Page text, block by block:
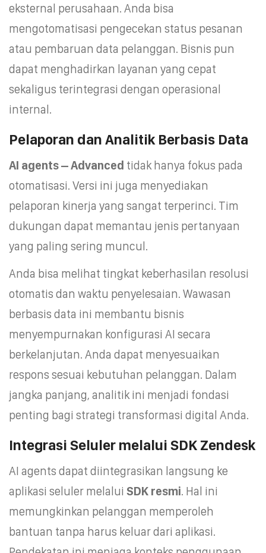
eksternal perusahaan. Anda bisa
mengotomatisasi pengecekan status pesanan
atau pembaruan data pelanggan. Bisnis pun
dapat menghadirkan layanan yang cepat
sekaligus terintegrasi dengan operasional
internal.
Pelaporan dan Analitik Berbasis Data
AI agents – Advanced tidak hanya fokus pada
otomatisasi. Versi ini juga menyediakan
pelaporan kinerja yang sangat terperinci. Tim
dukungan dapat memantau jenis pertanyaan
yang paling sering muncul.
Anda bisa melihat tingkat keberhasilan resolusi
otomatis dan waktu penyelesaian. Wawasan
berbasis data ini membantu bisnis
menyempurnakan konfigurasi AI secara
berkelanjutan. Anda dapat menyesuaikan
respons sesuai kebutuhan pelanggan. Dalam
jangka panjang, analitik ini menjadi fondasi
penting bagi strategi transformasi digital Anda.
Integrasi Seluler melalui SDK Zendesk
AI agents dapat diintegrasikan langsung ke
aplikasi seluler melalui SDK resmi. Hal ini
memungkinkan pelanggan memperoleh
bantuan tanpa harus keluar dari aplikasi.